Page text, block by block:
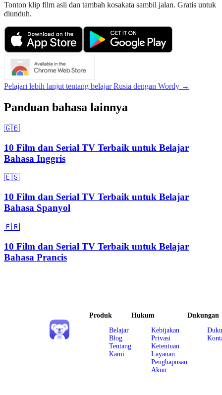
Tonton klip film asli dan tambah kosakata sambil jalan. Gratis untuk
diunduh.
Pelajari lebih lanjut tentang belajar Rusia dengan Wordy →
Panduan bahasa lainnya
🇬🇧
10 Film dan Serial TV Terbaik untuk Belajar
Bahasa Inggris
🇪🇸
10 Film dan Serial TV Terbaik untuk Belajar
Bahasa Spanyol
🇫🇷
10 Film dan Serial TV Terbaik untuk Belajar
Bahasa Prancis
Produk
Belajar
Blog
Tentang
Kami
Hukum
Kebijakan
Privasi
Ketentuan
Layanan
Penghapusan
Akun
Dukungan